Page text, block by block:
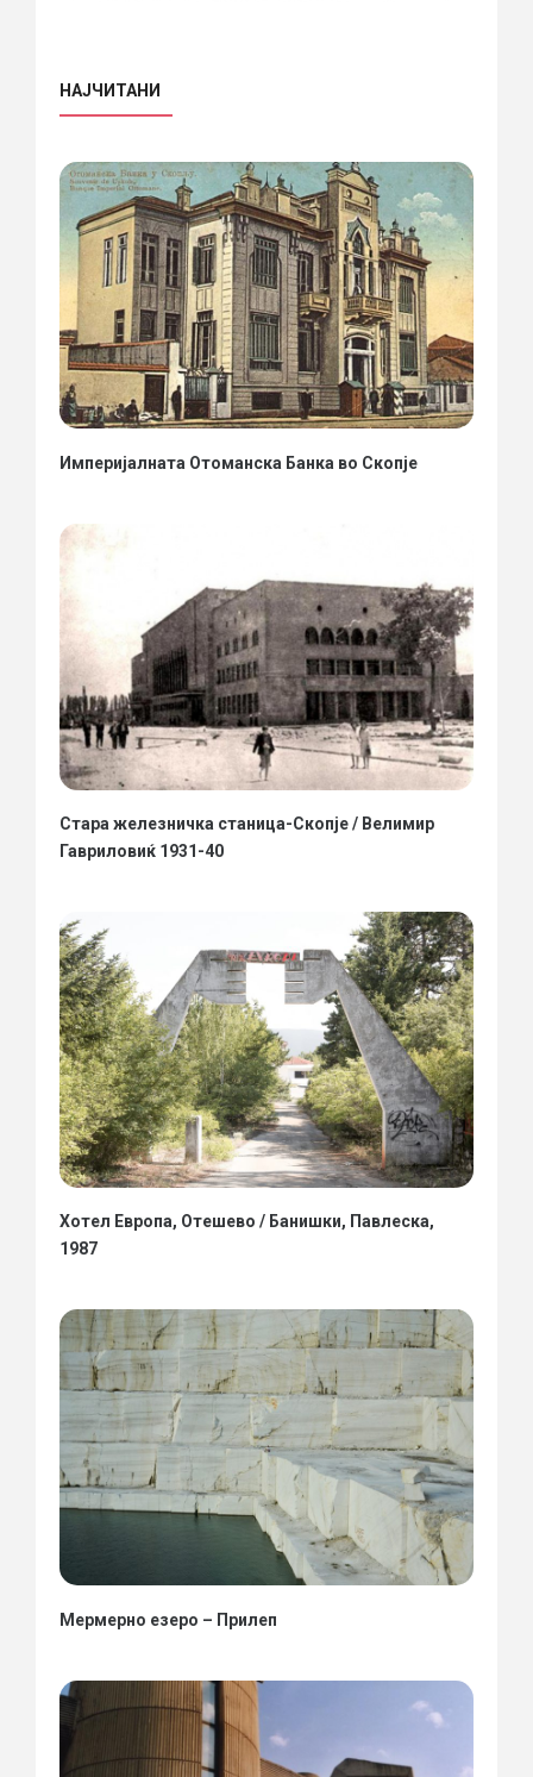
НАЈЧИТАНИ
Империјалната Отоманска Банка во Скопје
Стара железничка станица-Скопје / Велимир
Гавриловиќ 1931-40
Хотел Европа, Отешево / Банишки, Павлеска,
1987
Мермерно езеро – Прилеп